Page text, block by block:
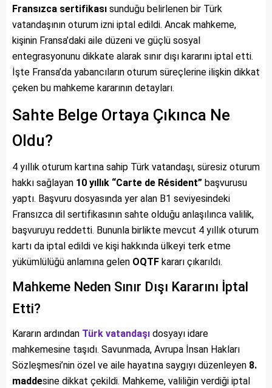
Fransızca sertifikası sunduğu belirlenen bir Türk
vatandaşının oturum izni iptal edildi. Ancak mahkeme,
kişinin Fransa’daki aile düzeni ve güçlü sosyal
entegrasyonunu dikkate alarak sınır dışı kararını iptal etti.
İşte Fransa’da yabancıların oturum süreçlerine ilişkin dikkat
çeken bu mahkeme kararının detayları.
Sahte Belge Ortaya Çıkınca Ne
Oldu?
4 yıllık oturum kartına sahip Türk vatandaşı, süresiz oturum
hakkı sağlayan 10 yıllık “Carte de Résident” başvurusu
yaptı. Başvuru dosyasında yer alan B1 seviyesindeki
Fransızca dil sertifikasının sahte olduğu anlaşılınca valilik,
başvuruyu reddetti. Bununla birlikte mevcut 4 yıllık oturum
kartı da iptal edildi ve kişi hakkında ülkeyi terk etme
yükümlülüğü anlamına gelen OQTF kararı çıkarıldı.
Mahkeme Neden Sınır Dışı Kararını İptal
Etti?
Kararın ardından Türk vatandaşı dosyayı idare
mahkemesine taşıdı. Savunmada, Avrupa İnsan Hakları
Sözleşmesi’nin özel ve aile hayatına saygıyı düzenleyen 8.
maddesine dikkat çekildi. Mahkeme, valiliğin verdiği iptal